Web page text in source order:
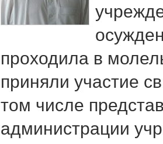
проходила в
приняли участие
том числе
администрации